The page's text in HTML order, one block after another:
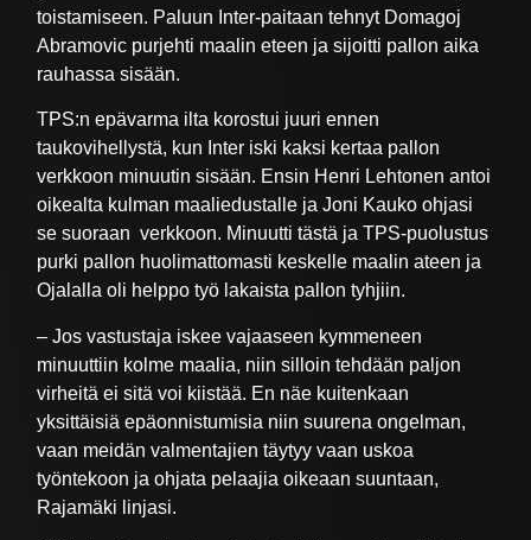
toistamiseen. Paluun Inter-paitaan tehnyt Domagoj
Abramovic purjehti maalin eteen ja sijoitti pallon aika
rauhassa sisään.
TPS:n epävarma ilta korostui juuri ennen
taukovihellystä, kun Inter iski kaksi kertaa pallon
verkkoon minuutin sisään. Ensin Henri Lehtonen antoi
oikealta kulman maaliedustalle ja Joni Kauko ohjasi
se suoraan verkkoon. Minuutti tästä ja TPS-puolustus
purki pallon huolimattomasti keskelle maalin ateen ja
Ojalalla oli helppo työ lakaista pallon tyhjiin.
– Jos vastustaja iskee vajaaseen kymmeneen
minuuttiin kolme maalia, niin silloin tehdään paljon
virheitä ei sitä voi kiistää. En näe kuitenkaan
yksittäisiä epäonnistumisia niin suurena ongelman,
vaan meidän valmentajien täytyy vaan uskoa
työntekoon ja ohjata pelaajia oikeaan suuntaan,
Rajamäki linjasi.